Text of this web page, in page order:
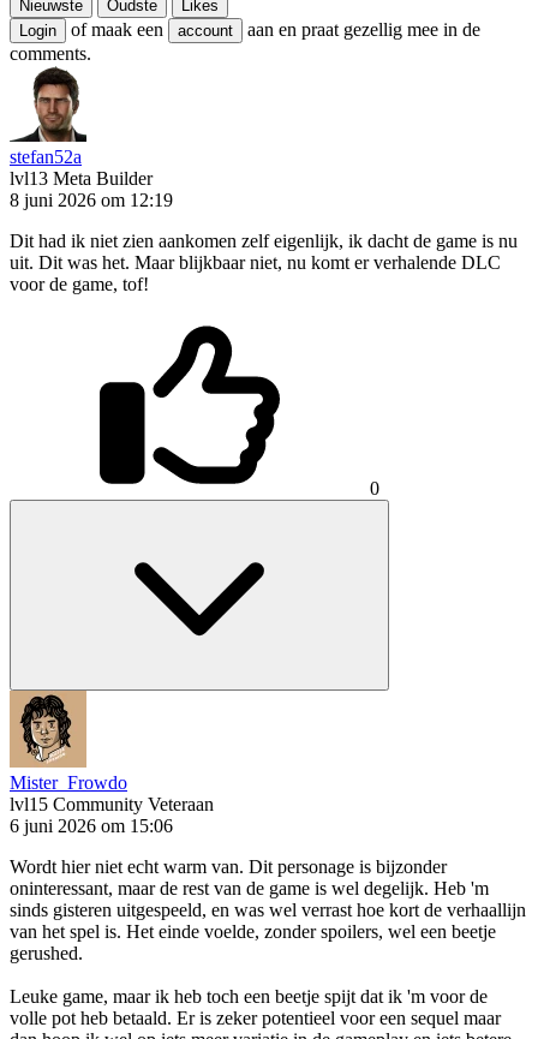
Nieuwste Oudste
Likes
Login
of maak een account
aan en praat gezellig mee in de
comments.
stefan52a
lvl13 Meta Builder
8 juni 2026 om 12:19
Dit had ik niet zien aankomen zelf eigenlijk, ik dacht de game is nu
uit. Dit was het. Maar blijkbaar niet, nu komt er verhalende DLC
voor de game, tof!
0
Mister_Frowdo
lvl15 Community Veteraan
6 juni 2026 om 15:06
Wordt hier niet echt warm van. Dit personage is bijzonder
oninteressant, maar de rest van de game is wel degelijk. Heb 'm
sinds gisteren uitgespeeld, en was wel verrast hoe kort de verhaallijn
van het spel is. Het einde voelde, zonder spoilers, wel een beetje
gerushed.
Leuke game, maar ik heb toch een beetje spijt dat ik 'm voor de
volle pot heb betaald. Er is zeker potentieel voor een sequel maar